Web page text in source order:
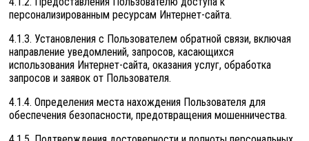
персонализированным ресурсам Интернет-сайта.
4.1.3. Установления с Пользователем обратной связи, включая
направление уведомлений, запросов, касающихся
использования Интернет-сайта, оказания услуг, обработка
запросов и заявок от Пользователя.
4.1.4. Определения места нахождения Пользователя для
обеспечения безопасности, предотвращения мошенничества.